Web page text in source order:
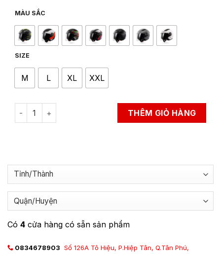
MÀU SẮC
SIZE
M L XL XXL
Mũ Bảo Hiểm 3/4 LS2 OF616 Airflow II quantity
THÊM GIỎ HÀNG
Có 4 cửa hàng có sẵn sản phẩm
0834678903 Số 126A Tô Hiệu, P.Hiệp Tân, Q.Tân Phú,